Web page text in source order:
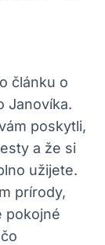
článku o
Janovíka.
poskytli,
a že si
užijete.
prírody,
pokojné